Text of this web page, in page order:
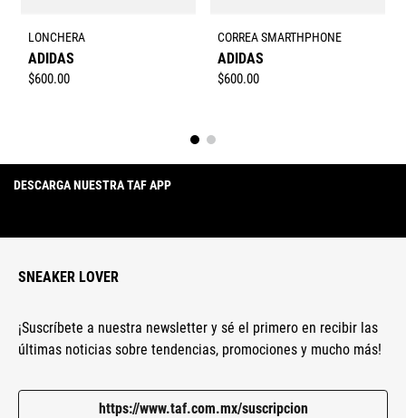
LONCHERA
ADIDAS
$600.00
CORREA SMARTHPHONE
ADIDAS
$600.00
DESCARGA NUESTRA TAF APP
SNEAKER LOVER
¡Suscríbete a nuestra newsletter y sé el primero en recibir las
últimas noticias sobre tendencias, promociones y mucho más!
https://www.taf.com.mx/suscripcion